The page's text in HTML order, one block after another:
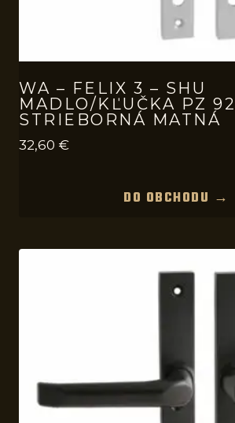
WA – FELIX 3 – SHU
MADLO/KĽUČKA PZ
STRIEBORNÁ MATNÁ
32,60 €
DO OBCHODU →